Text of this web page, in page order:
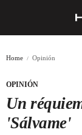
BARRAS Y
Home Opinión
OPINIÓN
Un
'Sálvame'